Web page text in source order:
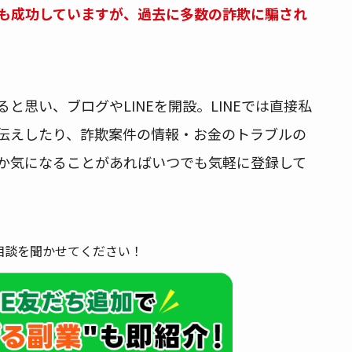
成功していますが、過去に多数の詐欺に騙され
と思い、ブログやLINEを開設。LINEでは直接私
えしたり、詐欺案件の情報・お金のトラブルの
になることがあればいつでも気軽に登録して
を聞かせてください！